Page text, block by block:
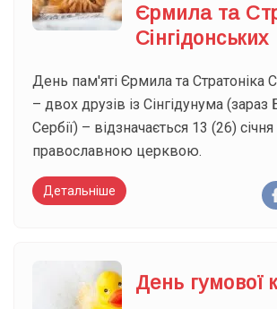
Єрмила та
Сінгідонських
День пам'яті Єрмила та Стратоніка
– двох друзів із Сінгідунума (зараз
Сербії) – відзначається 13 (26) січня
православною церквою.
Детальніше
День гумової